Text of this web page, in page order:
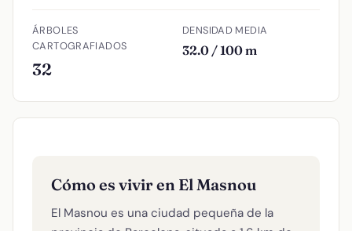
ÁRBOLES
CARTOGRAFIADOS
32
DENSIDAD MEDIA
32.0 / 100 m
Cómo es vivir en El Masnou
El Masnou es una ciudad pequeña de la